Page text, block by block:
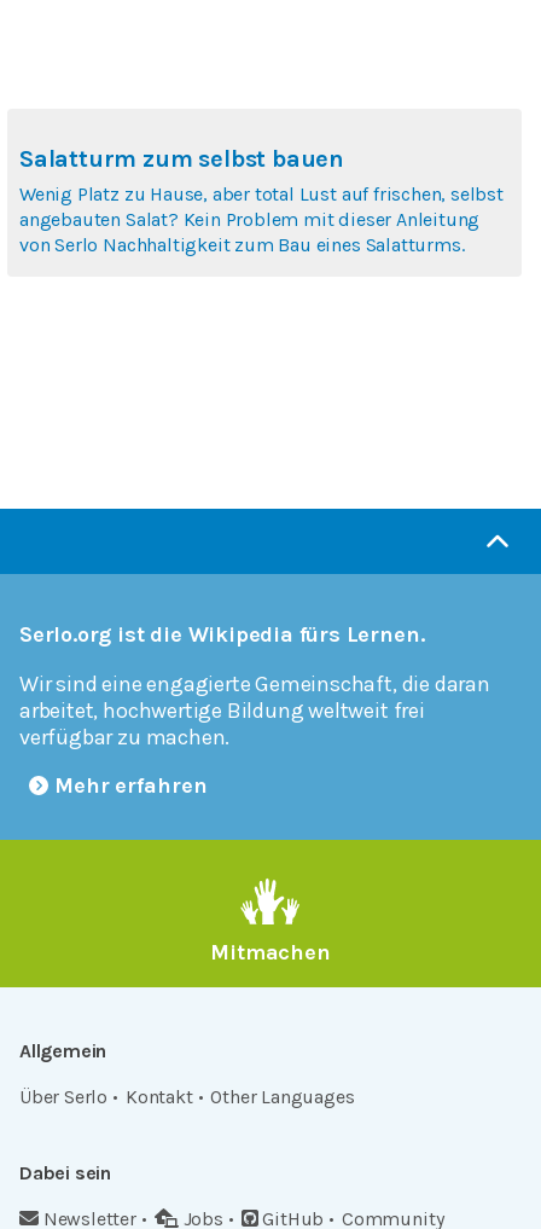
Salatturm zum selbst bauen
Wenig Platz zu Hause, aber total Lust auf frischen, selbst
angebauten Salat? Kein Problem mit dieser Anleitung
von Serlo Nachhaltigkeit zum Bau eines Salatturms.
Serlo.org ist die Wikipedia fürs Lernen.
Wir sind eine engagierte Gemeinschaft, die daran
arbeitet, hochwertige Bildung weltweit frei
verfügbar zu machen.
Mehr erfahren
Mitmachen
Allgemein
Über Serlo
Kontakt Other Languages
Dabei sein
Newsletter
Jobs GitHub Community